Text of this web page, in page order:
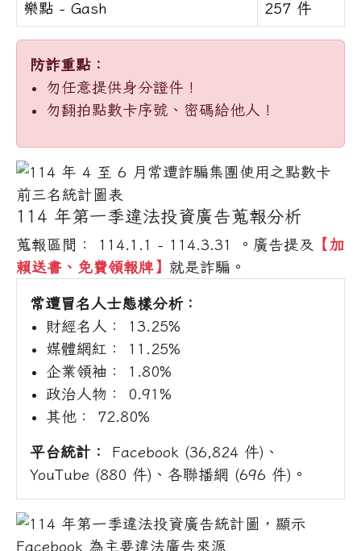
樂點 - Gash 257 件
防詐重點：
勿任意提供身分證件！
勿翻拍點數卡序號、密碼給他人！
114 年第一季違法投資廣告蒐報分析
蒐報區間： 114.1.1 - 114.3.31 。廣告提及
【加
賴送書、免費領報牌】 就是詐騙。
常遭冒名人士態樣分析：
財經名人： 13.25%
媒體網紅： 11.25%
企業領袖： 1.80%
政治人物： 0.91%
其他： 72.80%
平台統計：
Facebook (36,824 件)、
YouTube (880 件)、各聯播網 (696 件)。